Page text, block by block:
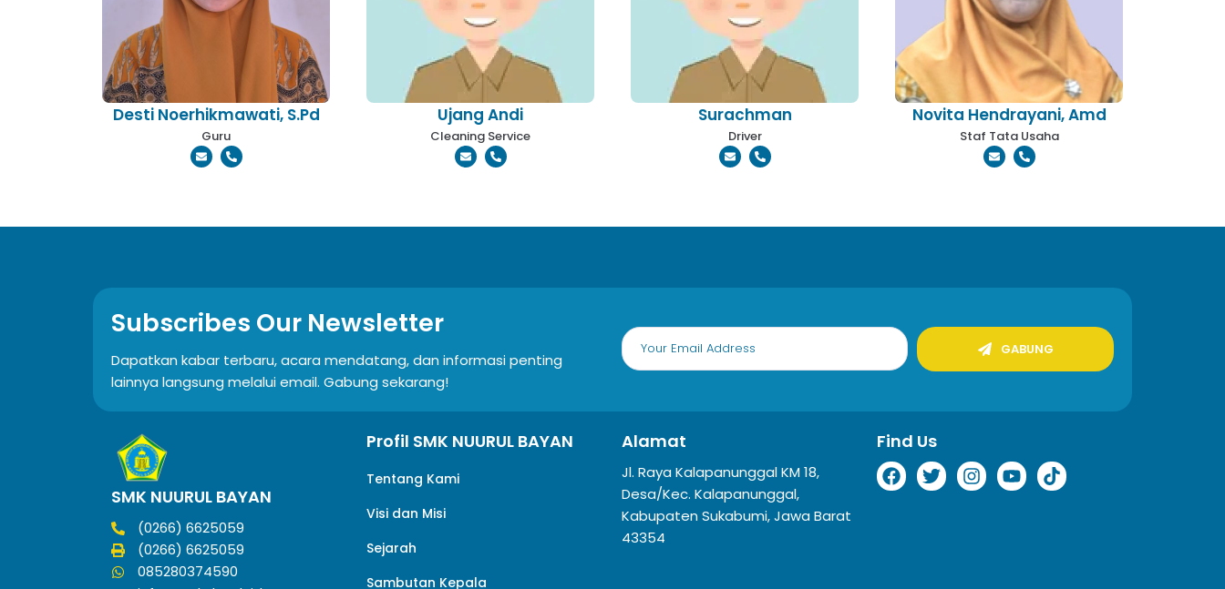
Desti Noerhikmawati, S.Pd
Guru
Ujang Andi
Cleaning Service
Surachman
Driver
Novita Hendrayani, Amd
Staf Tata Usaha
Subscribes Our Newsletter
Dapatkan kabar terbaru, acara mendatang, dan informasi penting
lainnya langsung melalui email. Gabung sekarang!
GABUNG
SMK NUURUL BAYAN
(0266) 6625059
(0266) 6625059
085280374590
Profil SMK NUURUL BAYAN
Tentang Kami
Visi dan Misi
Sejarah
Sambutan Kepala
Alamat
Jl. Raya Kalapanunggal KM 18,
Desa/Kec. Kalapanunggal,
Kabupaten Sukabumi, Jawa Barat
43354
Find Us